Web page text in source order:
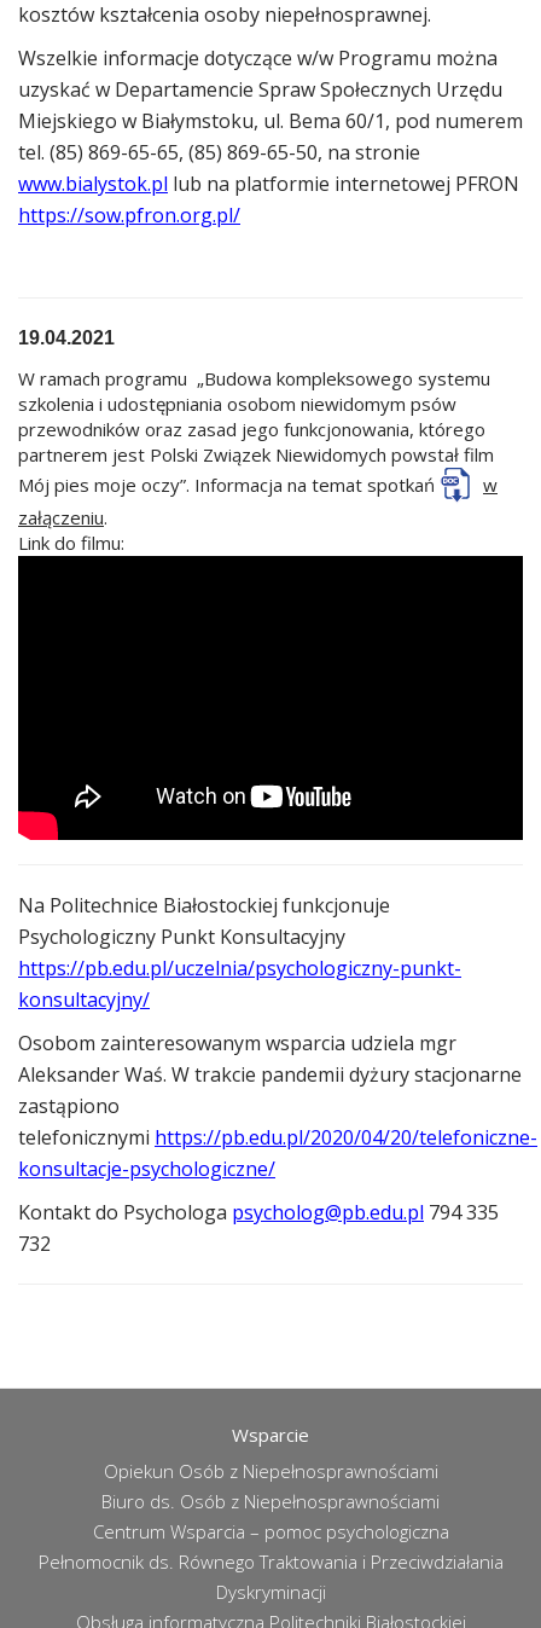
kosztów kształcenia osoby niepełnosprawnej.
Wszelkie informacje dotyczące w/w Programu można
uzyskać w Departamencie Spraw Społecznych Urzędu
Miejskiego w Białymstoku, ul. Bema 60/1, pod numerem
tel. (85) 869-65-65, (85) 869-65-50, na stronie
www.bialystok.pl lub na platformie internetowej PFRON
https://sow.pfron.org.pl/
19.04.2021
W ramach programu „Budowa kompleksowego systemu
szkolenia i udostępniania osobom niewidomym psów
przewodników oraz zasad jego funkcjonowania, którego
partnerem jest Polski Związek Niewidomych powstał film
Mój pies moje oczy”. Informacja na temat spotkań
w
załączeniu.
Link do filmu:
Na Politechnice Białostockiej funkcjonuje
Psychologiczny Punkt Konsultacyjny
https://pb.edu.pl/uczelnia/psychologiczny-punkt-
konsultacyjny/
Osobom zainteresowanym wsparcia udziela mgr
Aleksander Waś. W trakcie pandemii dyżury stacjonarne
zastąpiono
telefonicznymi https://pb.edu.pl/2020/04/20/telefoniczne-
konsultacje-psychologiczne/
Kontakt do Psychologa psycholog@pb.edu.pl 794 335
732
Wsparcie
Opiekun Osób z Niepełnosprawnościami
Biuro ds. Osób z Niepełnosprawnościami
Centrum Wsparcia – pomoc psychologiczna
Pełnomocnik ds. Równego Traktowania i Przeciwdziałania
Dyskryminacji
Obsługa informatyczna Politechniki Białostockiej